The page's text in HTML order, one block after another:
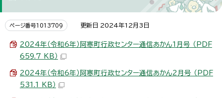
ページ番号1013709 更新日 2024年12月3日
2024年（令和6年）阿寒町行政センター通信あかん1月号 （PDF
659.7 KB）
2024年（令和6年）阿寒町行政センター通信あかん2月号 （PDF
531.1 KB）